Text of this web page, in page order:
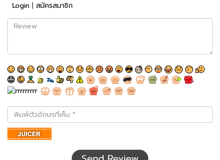
Login | สมัครสมาชิก
Review
พิมพ์
ตัว
อักษร
ที่